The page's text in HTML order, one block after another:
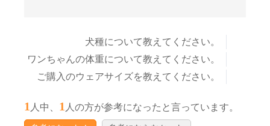
犬種について教えてください。
ワンちゃんの体重について教えてください。
ご購入のウェアサイズを教えてください。
1 人中、 1 人の方が参考になったと言っています。